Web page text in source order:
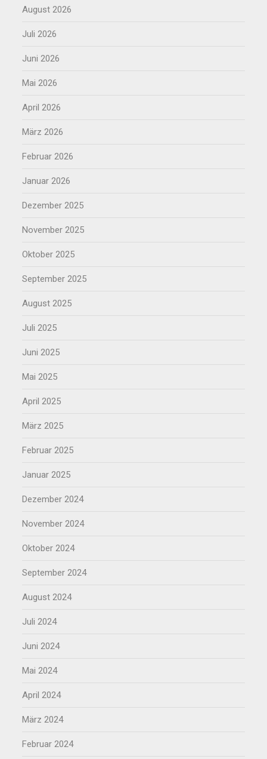
August 2026
Juli 2026
Juni 2026
Mai 2026
April 2026
März 2026
Februar 2026
Januar 2026
Dezember 2025
November 2025
Oktober 2025
September 2025
August 2025
Juli 2025
Juni 2025
Mai 2025
April 2025
März 2025
Februar 2025
Januar 2025
Dezember 2024
November 2024
Oktober 2024
September 2024
August 2024
Juli 2024
Juni 2024
Mai 2024
April 2024
März 2024
Februar 2024